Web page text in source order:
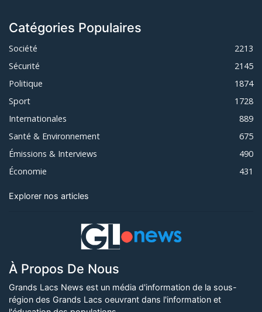
Catégories Populaires
Société
2213
Sécurité
2145
Politique
1874
Sport
1728
Internationales
889
Santé & Environnement
675
Émissions & Interviews
490
Économie
431
Explorer nos articles
À Propos De Nous
Grands Lacs News est un média d'information de la sous-
région des Grands Lacs oeuvrant dans l'information et